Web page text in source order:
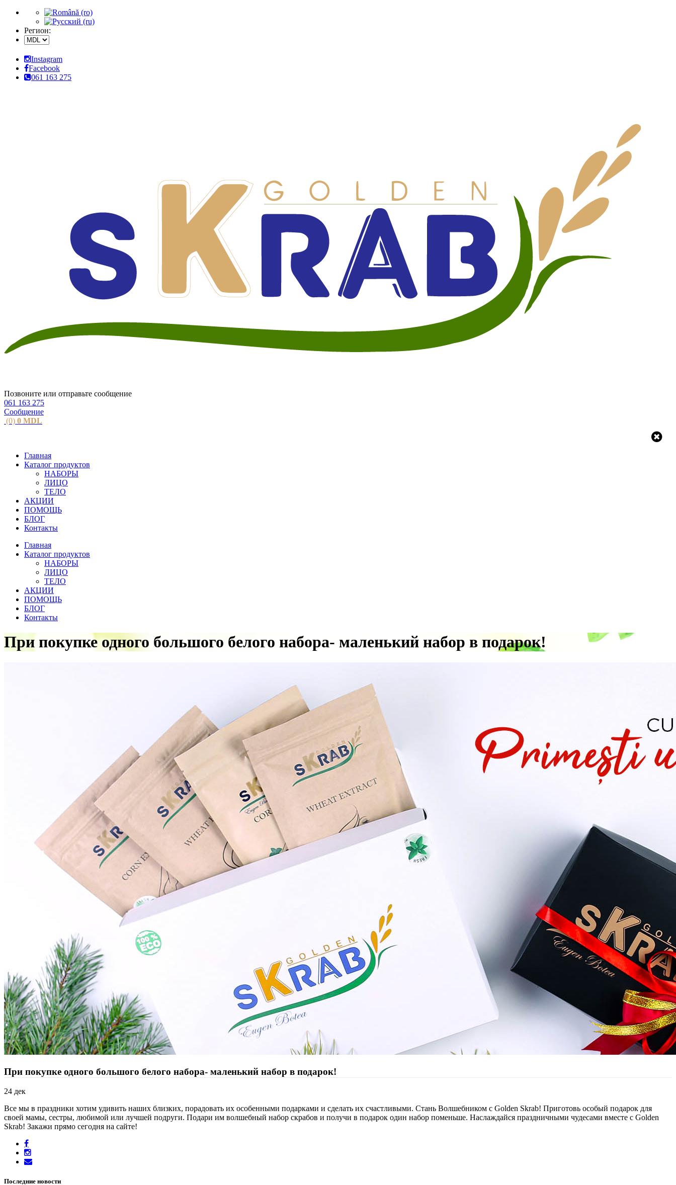
Регион:
Instagram
Facebook
061 163 275
Позвоните или отправьте сообщение
061 163 275
Сообщение
(0) 0 MDL
Главная
Каталог продуктов
НАБОРЫ
ЛИЦО
ТЕЛО
АКЦИИ
ПОМОЩЬ
БЛОГ
Контакты
Главная
Каталог продуктов
НАБОРЫ
ЛИЦО
ТЕЛО
АКЦИИ
ПОМОЩЬ
БЛОГ
Контакты
При покупке одного большого белого набора- маленький набор в подарок!
При покупке одного большого белого набора- маленький набор в подарок!
24 дек
Все мы в праздники хотим удивить наших близких, порадовать их особенными подарками и сделать их счастливыми. Стань Волшебником с Golden Skrab! Приготовь особый подарок для
своей мамы, сестры, любимой или лучшей подруги. Подари им волшебный набор скрабов и получи в подарок один набор поменьше. Наслаждайся праздничными чудесами вместе с Golden
Skrab! Закажи прямо сегодня на сайте!
Последние новости